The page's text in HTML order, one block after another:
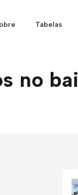
Tabelas
no